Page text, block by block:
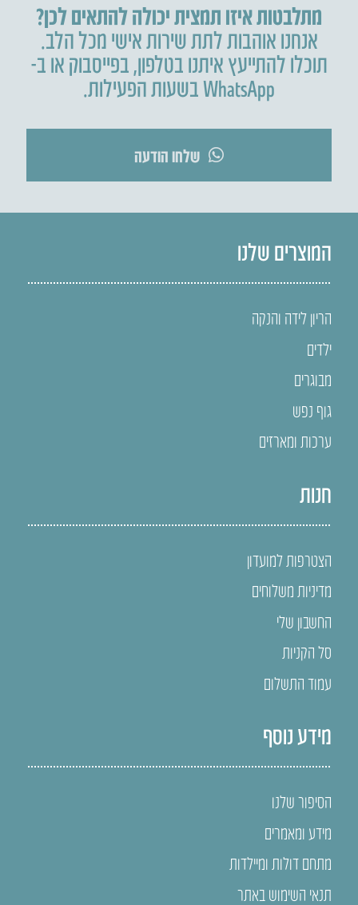
מתלבטות איזו תמצית יכולה להתאים לכן?
אנחנו אוהבות לתת שירות אישי מכל הלב.
תוכלו להתייעץ איתנו בטלפון,בפייסבוק או ב-
WhatsApp בשעות הפעילות.
שלחו הודעה
המוצרים שלנו
הריון לידה והנקה
ילדים
מבוגרים
גוף נפש
ערכות ומארזים
חנות
הצטרפות למועדון
מדיניות משלוחים
החשבון שלי
סל הקניות
עמוד התשלום
מידע נוסף
הסיפור שלנו
מידע ומאמרים
מתחם דולות ומיילדות
תנאי השימוש באתר